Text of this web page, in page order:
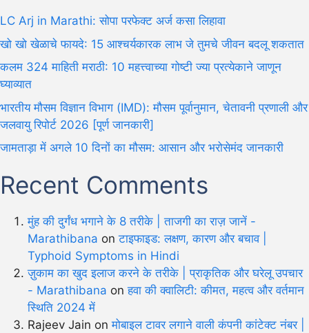
LC Arj in Marathi: सोपा परफेक्ट अर्ज कसा लिहावा
खो खो खेळाचे फायदे: 15 आश्चर्यकारक लाभ जे तुमचे जीवन बदलू शकतात
कलम 324 माहिती मराठी: 10 महत्त्वाच्या गोष्टी ज्या प्रत्येकाने जाणून
घ्याव्यात
भारतीय मौसम विज्ञान विभाग (IMD): मौसम पूर्वानुमान, चेतावनी प्रणाली और
जलवायु रिपोर्ट 2026 [पूर्ण जानकारी]
जामताड़ा में अगले 10 दिनों का मौसम: आसान और भरोसेमंद जानकारी
Recent Comments
मुंह की दुर्गंध भगाने के 8 तरीके | ताजगी का राज़ जानें -
Marathibana onटाइफाइड: लक्षण, कारण और बचाव |
Typhoid Symptoms in Hindi
ज़ुकाम का खुद इलाज करने के तरीके | प्राकृतिक और घरेलू उपचार
- Marathibana onहवा की क्वालिटी: कीमत, महत्व और वर्तमान
स्थिति 2024 में
Rajeev Jain onमोबाइल टावर लगाने वाली कंपनी कांटेक्ट नंबर |